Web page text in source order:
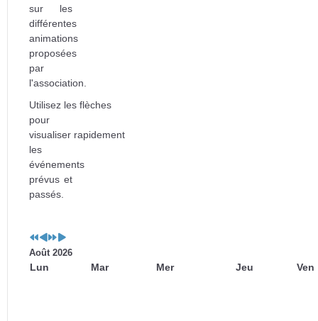
sur les
différentes
animations
proposées
par
l'association.
Utilisez les flèches
pour
visualiser rapidement
les
événements
prévus et
passés.
Août 2026
Lun Mar Mer Jeu Ven